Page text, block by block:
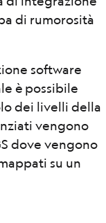
di rumorosità
software
è possibile
dei livelli della
vengono
dove vengono
su un